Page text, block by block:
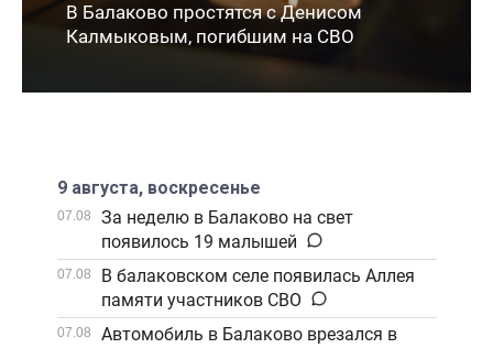
В Балаково простятся с Денисом
Калмыковым, погибшим на СВО
9 августа, воскресенье
07.08
За неделю в Балаково на свет
появилось 19 малышей
07.08
В балаковском селе появилась Аллея
памяти участников СВО
07.08
Автомобиль в Балаково врезался в